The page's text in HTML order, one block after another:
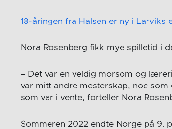
18-åringen fra Halsen er ny i Larviks
Nora Rosenberg fikk mye spilletid i
– Det var en veldig morsom og
var mitt andre mesterskap, noe
som var i vente, forteller Nora
Sommeren 2022 endte Norge på 9.